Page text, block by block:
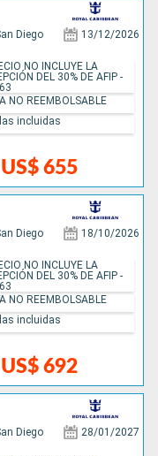
Diego 13/12/2026
US$ 655
NO INCLUYE LA
DEL 30% DE AFIP -
NO REEMBOLSABLE
incluidas
Diego 18/10/2026
US$ 692
NO INCLUYE LA
DEL 30% DE AFIP -
NO REEMBOLSABLE
incluidas
Diego 28/01/2027